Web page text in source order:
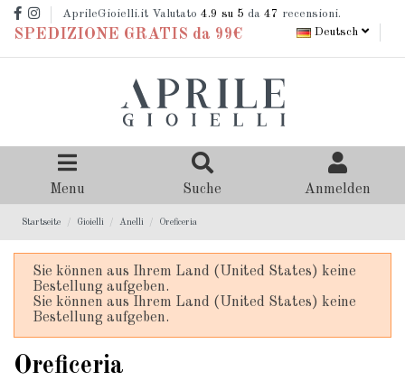
AprileGioielli.it Valutato 4.9 su 5 da 47 recensioni.
SPEDIZIONE GRATIS da 99€ Deutsch
Menu Suche Anmelden
Startseite Gioielli Anelli Oreficeria
Sie können aus Ihrem Land (United States) keine
Bestellung aufgeben.
Sie können aus Ihrem Land (United States) keine
Bestellung aufgeben.
Oreficeria